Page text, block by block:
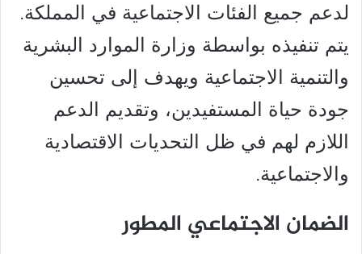
لدعم جميع الفئات الاجتماعية في المملكة.
يتم تنفيذه بواسطة وزارة الموارد البشرية
والتنمية الاجتماعية ويهدف إلى تحسين
جودة حياة المستفيدين، وتقديم الدعم
اللازم لهم في ظل التحديات الاقتصادية
والاجتماعية.
الضمان الاجتماعي المطور